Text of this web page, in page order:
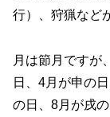
行）、狩猟など
月は節月ですが
日、4月が申の
の日、8月が戌